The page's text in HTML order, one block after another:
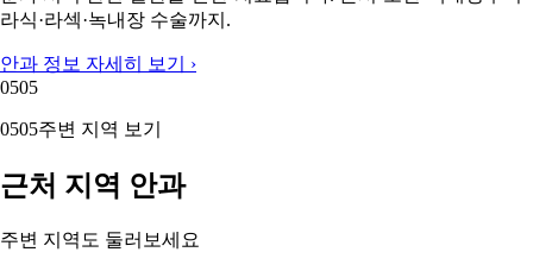
라식·라섹·녹내장 수술까지.
안과 정보 자세히 보기 ›
0505
0505주변 지역 보기
근처 지역 안과
주변 지역도 둘러보세요